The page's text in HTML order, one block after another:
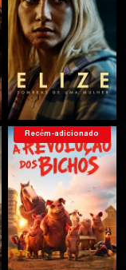
Recém-adicionado